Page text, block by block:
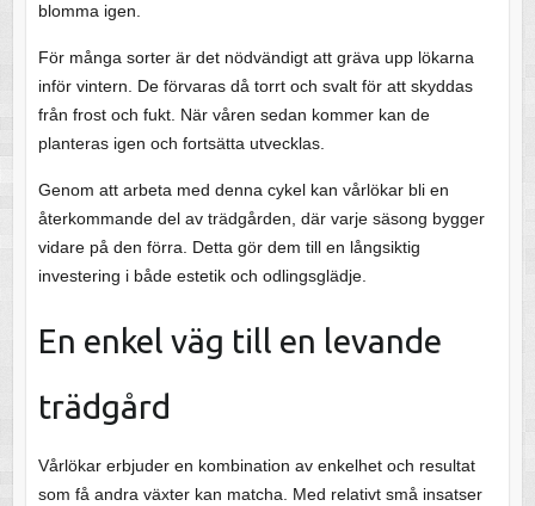
blomma igen.
För många sorter är det nödvändigt att gräva upp lökarna
inför vintern. De förvaras då torrt och svalt för att skyddas
från frost och fukt. När våren sedan kommer kan de
planteras igen och fortsätta utvecklas.
Genom att arbeta med denna cykel kan vårlökar bli en
återkommande del av trädgården, där varje säsong bygger
vidare på den förra. Detta gör dem till en långsiktig
investering i både estetik och odlingsglädje.
En enkel väg till en levande
trädgård
Vårlökar erbjuder en kombination av enkelhet och resultat
som få andra växter kan matcha. Med relativt små insatser